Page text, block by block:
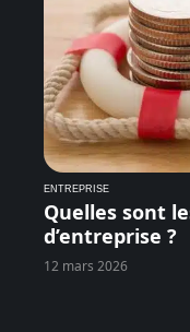
ENTREPRISE
Quelles sont
d’entreprise ?
12 mars 2026